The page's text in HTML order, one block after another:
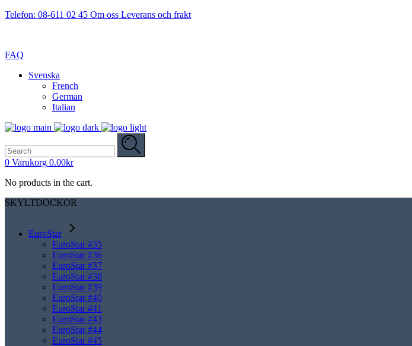
Telefon: 08-611 02 45 Om oss Leverans och frakt
FAQ
Svenska
French
German
Italian
for:
0 Varukorg 0.00kr
No products in the cart.
SKYLTDOCKOR
EuroStar
EuroStar #35
EuroStar #36
EuroStar #37
EuroStar #38
EuroStar #39
EuroStar #40
EuroStar #41
EuroStar #43
EuroStar #44
EuroStar #45